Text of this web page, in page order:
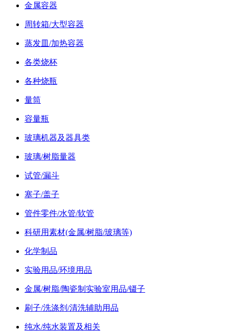
金属容器
周转箱/大型容器
蒸发皿/加热容器
各类烧杯
各种烧瓶
量筒
容量瓶
玻璃机器及器具类
玻璃/树脂量器
试管/漏斗
塞子/盖子
管件零件/水管/软管
科研用素材(金属/树脂/玻璃等)
化学制品
实验用品/环境用品
金属/树脂/陶瓷制实验室用品/镊子
刷子/洗涤剂/清洗辅助用品
纯水/纯水装置及相关